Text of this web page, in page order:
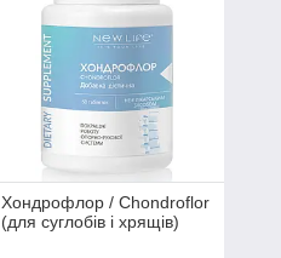
Хондрофлор / Chondroflor
(для суглобів і хрящів)